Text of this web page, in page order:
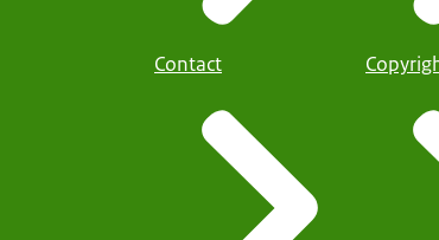
Contact